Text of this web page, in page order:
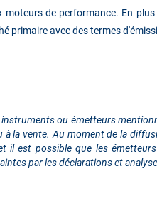
de performance. En
primaire avec des termes
ou émetteurs
à la vente. Au moment de la
il est possible que les
par les déclarations et